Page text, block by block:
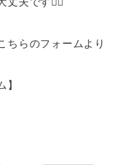
ちらのフォームより
】